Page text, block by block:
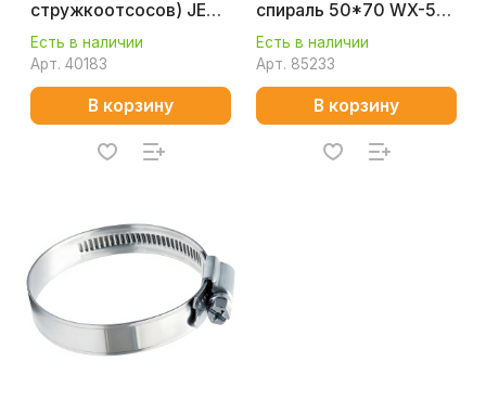
стружкоотсосов) JET
JW-1013
Есть в наличии
Арт. 40183
В корзину
спираль 50*70 WX-50-
70
Есть в наличии
Арт. 85233
В корзину